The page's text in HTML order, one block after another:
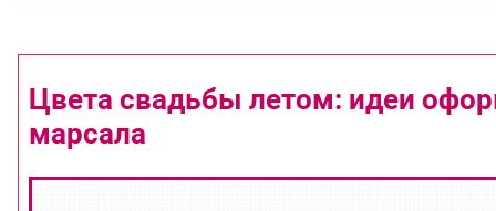
Цвета свадьбы летом: идеи
марсала